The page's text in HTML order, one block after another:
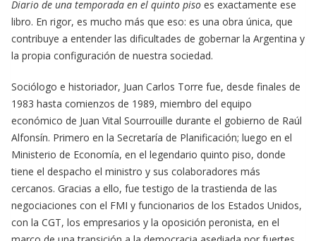
Diario de una temporada en el quinto piso es exactamente ese
libro. En rigor, es mucho más que eso: es una obra única, que
contribuye a entender las dificultades de gobernar la Argentina y
la propia configuración de nuestra sociedad.
Sociólogo e historiador, Juan Carlos Torre fue, desde finales de
1983 hasta comienzos de 1989, miembro del equipo
económico de Juan Vital Sourrouille durante el gobierno de Raúl
Alfonsín. Primero en la Secretaría de Planificación; luego en el
Ministerio de Economía, en el legendario quinto piso, donde
tiene el despacho el ministro y sus colaboradores más
cercanos. Gracias a ello, fue testigo de la trastienda de las
negociaciones con el FMI y funcionarios de los Estados Unidos,
con la CGT, los empresarios y la oposición peronista, en el